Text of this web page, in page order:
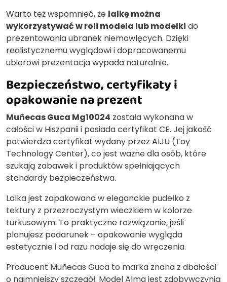
Warto też wspomnieć, że lalkę można
wykorzystywać w roli modela lub modelki do
prezentowania ubranek niemowlęcych. Dzięki
realistycznemu wyglądowi i dopracowanemu
ubiorowi prezentacja wypada naturalnie.
Bezpieczeństwo, certyfikaty i
opakowanie na prezent
Muñecas Guca Mg10024 została wykonana w
całości w Hiszpanii i posiada certyfikat CE. Jej jakość
potwierdza certyfikat wydany przez AIJU (Toy
Technology Center), co jest ważne dla osób, które
szukają zabawek i produktów spełniających
standardy bezpieczeństwa.
Lalka jest zapakowana w eleganckie pudełko z
tektury z przezroczystym wieczkiem w kolorze
turkusowym. To praktyczne rozwiązanie, jeśli
planujesz podarunek – opakowanie wygląda
estetycznie i od razu nadaje się do wręczenia.
Producent Muñecas Guca to marka znana z dbałości
o najmniejszy szczegół. Model Alma jest zdobywczynią